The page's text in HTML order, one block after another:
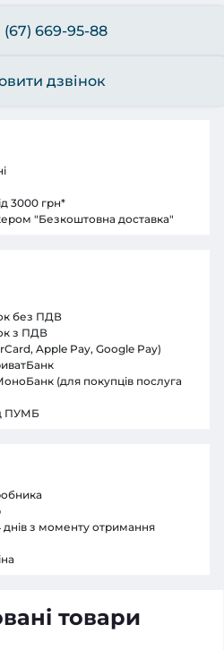
(67) 669-95-88
дзвінок
товари
3000 грн*
"Безкоштовна доставка"
без ПДВ
з ПДВ
Apple Pay, Google Pay)
(для покупців послуга
ПУМБ
з моменту отримання